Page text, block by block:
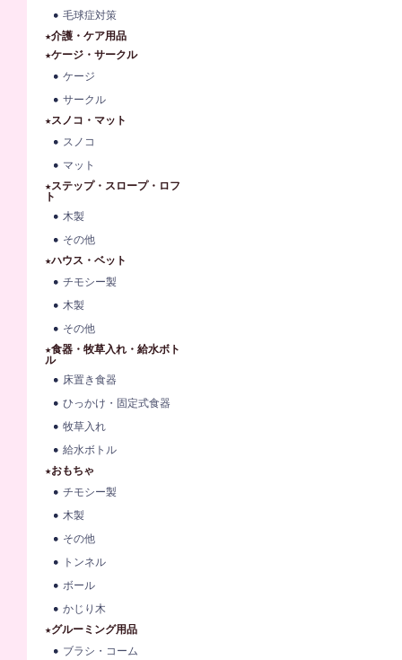
毛球症対策
★介護・ケア用品
★ケージ・サークル
ケージ
サークル
★スノコ・マット
スノコ
マット
★ステップ・スロープ・ロフ
ト
木製
その他
★ハウス・ベット
チモシー製
木製
その他
★食器・牧草入れ・給水ボト
ル
床置き食器
ひっかけ・固定式食器
牧草入れ
給水ボトル
★おもちゃ
チモシー製
木製
その他
トンネル
ボール
かじり木
★グルーミング用品
ブラシ・コーム